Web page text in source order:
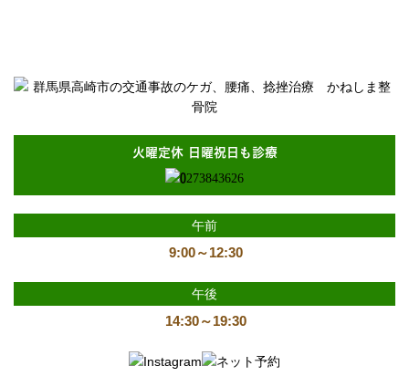
火曜定休 日曜祝日も診療
午前
9:00～12:30
午後
14:30～19:30